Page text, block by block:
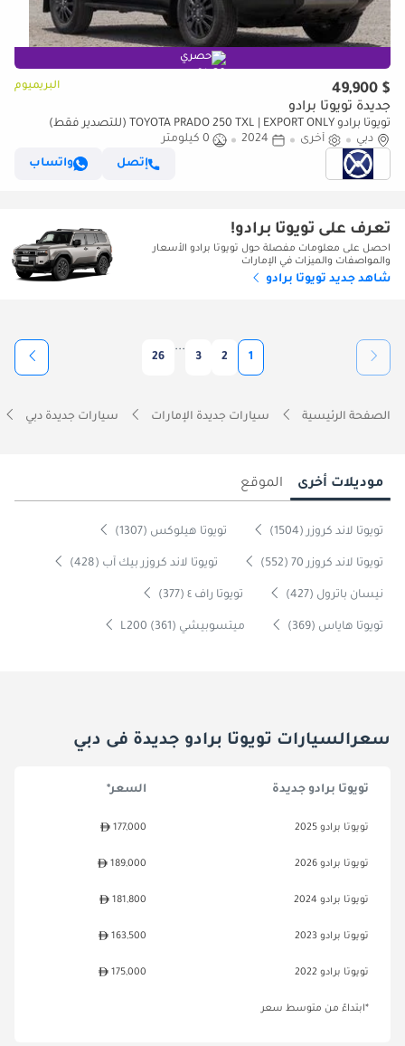
حصري
$ 49,900 البريميوم
جديدة تويوتا برادو
تويوتا برادو TOYOTA PRADO 250 TXL | EXPORT ONLY (للتصدير فقط)
دبي
أخرى 2024
0 كيلومتر
إتصل
واتساب
تعرف على تويوتا برادو!
احصل على معلومات مفصلة حول تويوتا برادو الأسعار
والمواصفات والميزات في الإمارات
شاهد جديد تويوتا برادو
1
2
3
...
26
الصفحة الرئيسية سيارات جديدة الإمارات سيارات جديدة دبي
موديلات أخرى الموقع
تويوتا لاند كروزر (1504) تويوتا هيلوكس (1307)
تويوتا لاند كروزر 70 (552) تويوتا لاند كروزر بيك آب (428)
نيسان باترول (427) تويوتا راف ٤ (377)
تويوتا هاياس (369) ميتسوبيشي L200 (361)
سعرالسيارات تويوتا برادو جديدة فى دبي
تويوتا برادو جديدة السعر*
تويوتا برادو 2025 177,000
تويوتا برادو 2026 189,000
تويوتا برادو 2024 181,800
تويوتا برادو 2023 163,500
تويوتا برادو 2022 175,000
*ابتداءً من متوسط سعر